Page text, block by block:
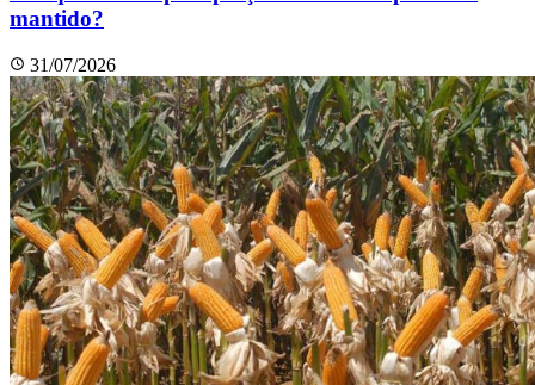
mantido?
31/07/2026